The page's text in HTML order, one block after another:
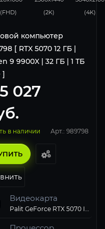
(FHD)
(2K)
(4K)
компьютер
[ RTX 5070 12 ГБ |
9 9900X | 32 ГБ | 1 ТБ
]
027
в наличии Арт.: 989798
Видеокарта